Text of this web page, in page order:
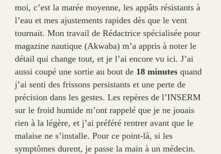
moi, c’est la marée moyenne, les appâts résistants à
l’eau et mes ajustements rapides dès que le vent
tournait. Mon travail de Rédactrice spécialisée pour
magazine nautique (Akwaba) m’a appris à noter le
détail qui change tout, et je l’ai encore vu ici. J’ai
aussi coupé une sortie au bout de 18 minutes quand
j’ai senti des frissons persistants et une perte de
précision dans les gestes. Les repères de l’INSERM
sur le froid humide m’ont rappelé que je ne jouais
rien à la légère, et j’ai préféré rentrer avant que le
malaise ne s’installe. Pour ce point-là, si les
symptômes durent, je passe la main à un médecin.